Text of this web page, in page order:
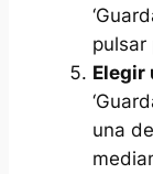
pulsar
Elegir
una